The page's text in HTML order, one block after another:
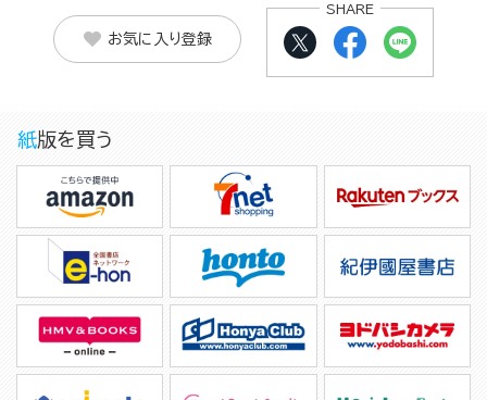
お気に入り登録
SHARE
紙版を買う